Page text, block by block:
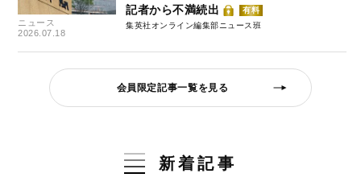
ニュース
2026.07.18
記者から不満続出
有料
集英社オンライン編集部ニュース班
会員限定記事一覧を見る
新着記事